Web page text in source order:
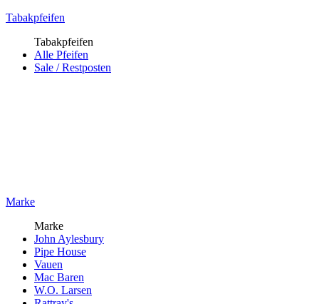
Tabakpfeifen
Tabakpfeifen
Alle Pfeifen
Sale / Restposten
Marke
Marke
John Aylesbury
Pipe House
Vauen
Mac Baren
W.O. Larsen